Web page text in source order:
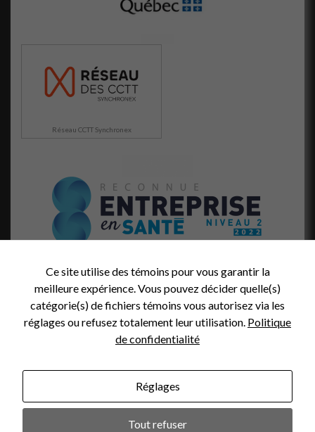
Réseau CCTT Synchronex
Ce site utilise des témoins pour vous garantir la
meilleure expérience. Vous pouvez décider quelle(s)
catégorie(s) de fichiers témoins vous autorisez via les
réglages ou refusez totalement leur utilisation. Politique
de confidentialité
Réglages
Tout refuser